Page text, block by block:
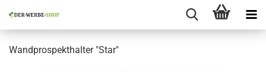
Wandprospekthalter "Star"